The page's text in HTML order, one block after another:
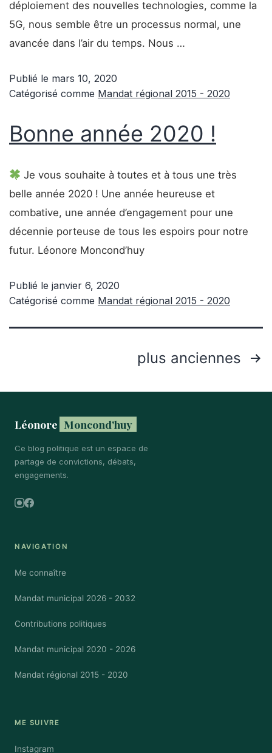
déploiement des nouvelles technologies, comme la
5G, nous semble être un processus normal, une
avancée dans l’air du temps. Nous …
Publié le mars 10, 2020
Catégorisé comme Mandat régional 2015 - 2020
Bonne année 2020 !
Je vous souhaite à toutes et à tous une très
belle année 2020 ! Une année heureuse et
combative, une année d’engagement pour une
décennie porteuse de tous les espoirs pour notre
futur. Léonore Moncond’huy
Publié le janvier 6, 2020
Catégorisé comme Mandat régional 2015 - 2020
des
publications
plus anciennes
Léonore Moncond'huy
Ce blog politique est un espace de
partage de convictions, débats,
engagements.
Instagram
Facebook
NAVIGATION
Me connaître
Mandat municipal 2026 - 2032
Contributions politiques
Mandat municipal 2020 - 2026
Mandat régional 2015 - 2020
ME SUIVRE
Instagram